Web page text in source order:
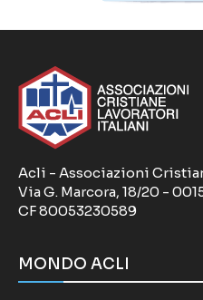
Acli - Associazioni
Via G. Marcora, 18/20 -
CF 80053230589
MONDO ACLI